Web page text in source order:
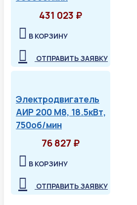
431 023 ₽
В КОРЗИНУ
ОТПРАВИТЬ ЗАЯВКУ
Электродвигатель
АИР 200 М8, 18.5кВт,
750об/мин
76 827 ₽
В КОРЗИНУ
ОТПРАВИТЬ ЗАЯВКУ